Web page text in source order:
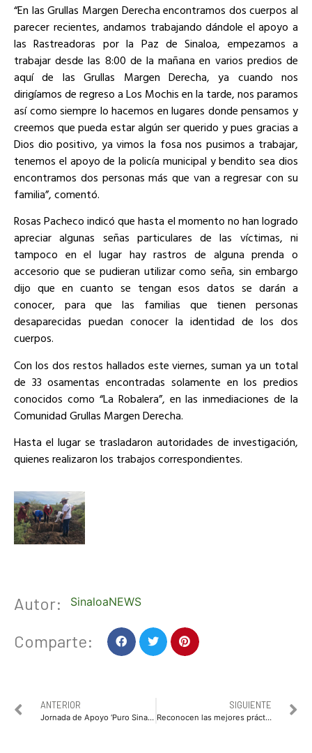
“En las Grullas Margen Derecha encontramos dos cuerpos al
parecer recientes, andamos trabajando dándole el apoyo a
las Rastreadoras por la Paz de Sinaloa, empezamos a
trabajar desde las 8:00 de la mañana en varios predios de
aquí de las Grullas Margen Derecha, ya cuando nos
dirigíamos de regreso a Los Mochis en la tarde, nos paramos
así como siempre lo hacemos en lugares donde pensamos y
creemos que pueda estar algún ser querido y pues gracias a
Dios dio positivo, ya vimos la fosa nos pusimos a trabajar,
tenemos el apoyo de la policía municipal y bendito sea dios
encontramos dos personas más que van a regresar con su
familia”, comentó.
Rosas Pacheco indicó que hasta el momento no han logrado
apreciar algunas señas particulares de las víctimas, ni
tampoco en el lugar hay rastros de alguna prenda o
accesorio que se pudieran utilizar como seña, sin embargo
dijo que en cuanto se tengan esos datos se darán a
conocer, para que las familias que tienen personas
desaparecidas puedan conocer la identidad de los dos
cuerpos.
Con los dos restos hallados este viernes, suman ya un total
de 33 osamentas encontradas solamente en los predios
conocidos como “La Robalera”, en las inmediaciones de la
Comunidad Grullas Margen Derecha.
Hasta el lugar se trasladaron autoridades de investigación,
quienes realizaron los trabajos correspondientes.
Autor: SinaloaNEWS
Comparte:
ANTERIOR
Jornada de Apoyo ‘Puro Sinaloa’ ponen en el mapa a La Apoma, Badiraguato*
SIGUIENTE
Reconocen las mejores prácticas de Contraloría Social